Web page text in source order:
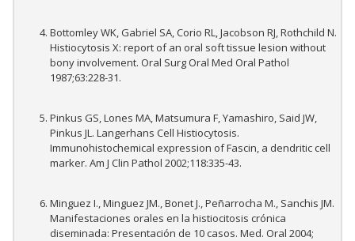
Bottomley WK, Gabriel SA, Corio RL, Jacobson RJ, Rothchild N.
Histiocytosis X: report of an oral soft tissue lesion without
bony involvement. Oral Surg Oral Med Oral Pathol
1987;63:228-31.
Pinkus GS, Lones MA, Matsumura F, Yamashiro, Said JW,
Pinkus JL. Langerhans Cell Histiocytosis.
Immunohistochemical expression of Fascin, a dendritic cell
marker. Am J Clin Pathol 2002;118:335-43.
Minguez I., Minguez JM., Bonet J., Peñarrocha M., Sanchis JM.
Manifestaciones orales en la histiocitosis crónica
diseminada: Presentación de 10 casos. Med. Oral 2004;